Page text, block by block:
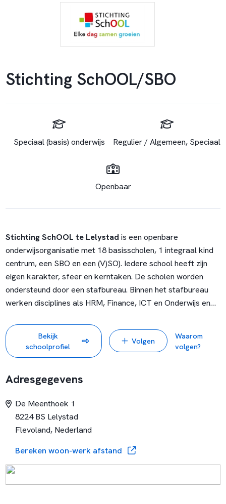
Stichting SchOOL/SBO
Speciaal (basis) onderwijs Regulier / Algemeen, Speciaal
Openbaar
Stichting SchOOL te Lelystad is een openbare
onderwijsorganisatie met 18 basisscholen, 1 integraal kind
centrum, een SBO en een (V)SO). Iedere school heeft zijn
eigen karakter, sfeer en kerntaken. De scholen worden
ondersteund door een stafbureau. Binnen het stafbureau
werken disciplines als HRM, Finance, ICT en Onderwijs en
scholen. Bij de organisatie werken in totaal ongeveer 350
professionals.
De komende jaren ligt de focus op:
scholen.
versterken van de faciliterende rol.
- Ontwikkelen van visie en strategie ten aanzien van
Kwaliteit en Onderwijs daar waar het gaat om passend
onderwijs en vakbekwaamheid.
Bekijk
schoolprofiel
Volgen
Waarom
volgen?
Adresgegevens
De Meenthoek 1
8224 BS Lelystad
Flevoland, Nederland
Bereken woon-werk afstand